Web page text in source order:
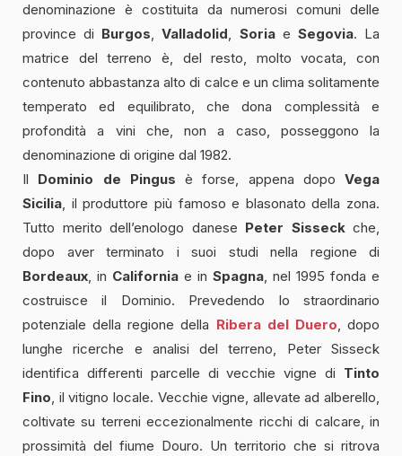
denominazione è costituita da numerosi comuni delle
province di Burgos,Valladolid, Soriae Segovia. La
matrice del terreno è, del resto, molto vocata, con
contenuto abbastanza alto di calce e un clima solitamente
temperato ed equilibrato, che dona complessità e
profondità a vini che, non a caso, posseggono la
denominazione di origine dal 1982.
Il Dominio de Pingus è forse, appena dopo Vega
Sicilia, il produttore più famoso e blasonato della zona.
Tutto merito dell’enologo danese Peter Sisseck che,
dopo aver terminato i suoi studi nella regione di
Bordeaux, in California e in Spagna, nel 1995 fonda e
costruisce il Dominio. Prevedendo lo straordinario
potenziale della regione della Ribera del Duero, dopo
lunghe ricerche e analisi del terreno, Peter Sisseck
identifica differenti parcelle di vecchie vigne di Tinto
Fino, il vitigno locale. Vecchie vigne, allevate ad alberello,
coltivate su terreni eccezionalmente ricchi di calcare, in
prossimità del fiume Douro. Un territorio che si ritrova